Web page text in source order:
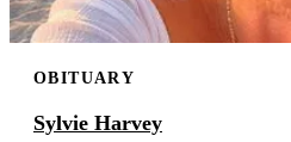
OBITUARY
Sylvie Harvey